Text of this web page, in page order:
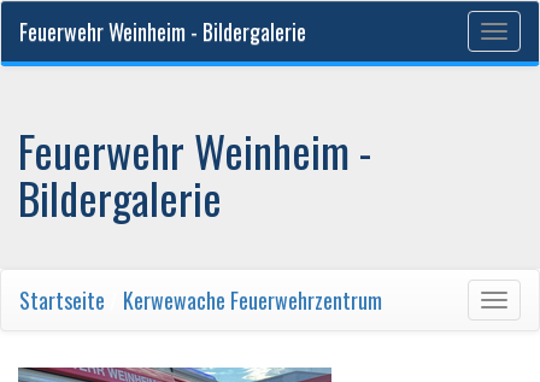
Feuerwehr Weinheim - Bildergalerie
Feuerwehr Weinheim -
Bildergalerie
Startseite Kerwewache Feuerwehrzentrum